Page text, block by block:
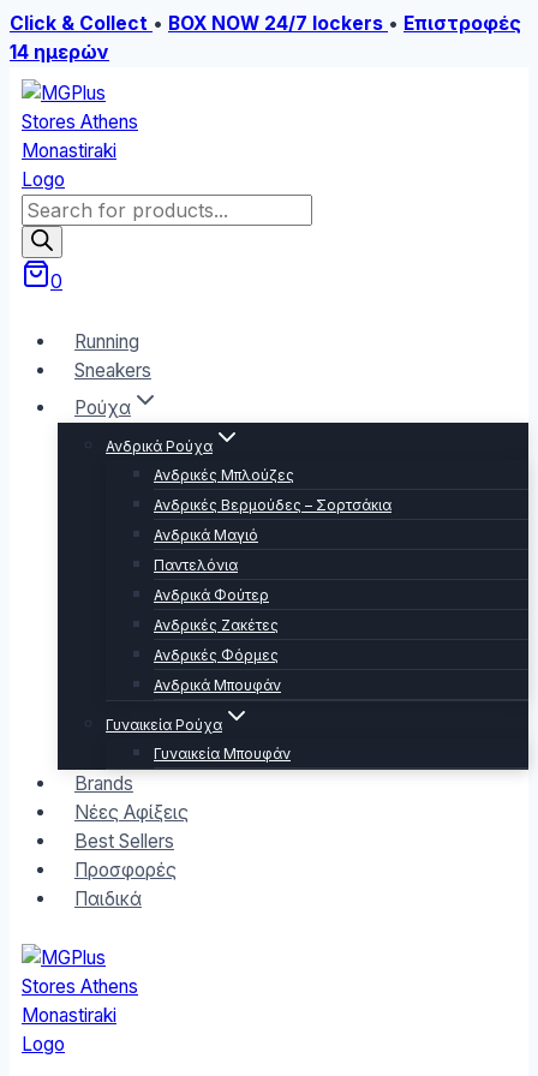
Click & Collect • BOX NOW 24/7 lockers • Επιστροφές
14 ημερών
Skip
to
content
Products
search
0
Running
Sneakers
Ρούχα
Ανδρικά Ρούχα
Ανδρικές Μπλούζες
Ανδρικές Βερμούδες – Σορτσάκια
Ανδρικά Μαγιό
Παντελόνια
Ανδρικά Φούτερ
Ανδρικές Ζακέτες
Ανδρικές Φόρμες
Ανδρικά Μπουφάν
Γυναικεία Ρούχα
Γυναικεία Μπουφάν
Brands
Νέες Αφίξεις
Best Sellers
Προσφορές
Παιδικά